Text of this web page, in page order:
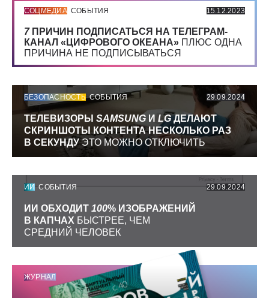
СОЦМЕДИА СОБЫТИЯ 15.12.2023
7 ПРИЧИН ПОДПИСАТЬСЯ НА ТЕЛЕГРАМ-
КАНАЛ «ЦИФРОВОГО ОКЕАНА» ПЛЮС ОДНА
ПРИЧИНА НЕ ПОДПИСЫВАТЬСЯ
БЕЗОПАСНОСТЬ СОБЫТИЯ 29.09.2024
ТЕЛЕВИЗОРЫ SAMSUNG И LGДЕЛАЮТ
СКРИНШОТЫ КОНТЕНТА НЕСКОЛЬКО РАЗ
В СЕКУНДУЭТО МОЖНО ОТКЛЮЧИТЬ
ИИ СОБЫТИЯ 29.09.2024
ИИ ОБХОДИТ 100% ИЗОБРАЖЕНИЙ
В КАПЧАХ БЫСТРЕЕ, ЧЕМ
СРЕДНИЙ ЧЕЛОВЕК
ЖУРНАЛ